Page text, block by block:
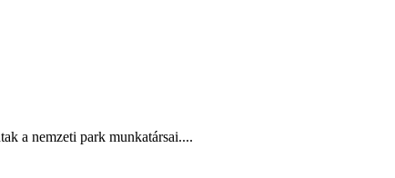
a nemzeti park munkatársai....